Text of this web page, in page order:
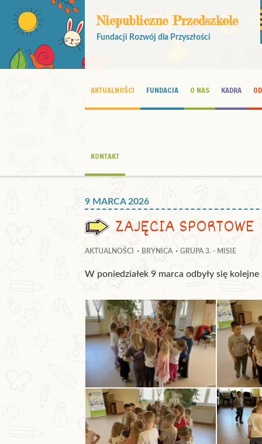
Niepubliczne Przedszkole
Fundacji Rozwój dla Przyszłości
AKTUALNOŚCI FUNDACJA O NAS KADRA
KONTAKT
9 MARCA 2026
ZAJĘCIA SPORTOWE
AKTUALNOŚCI BRYNICA GRUPA 3. - MISIE
W poniedziałek 9 marca odbyły się